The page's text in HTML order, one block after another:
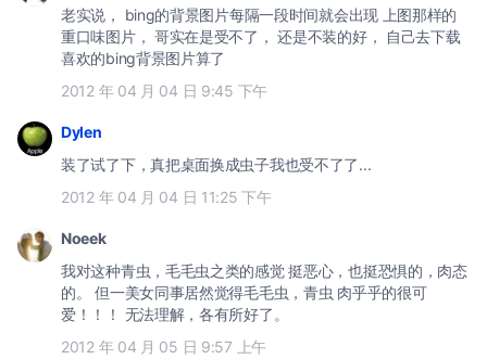
老实说， bing的背景图片每隔一段时间就会出现 上图那样的
重口味图片， 哥实在是受不了， 还是不装的好， 自己去下载
喜欢的bing背景图片算了
2012 年 04 月 04 日 9:45 下午
Dylen
装了试了下，真把桌面换成虫子我也受不了了...
2012 年 04 月 04 日 11:25 下午
Noeek
我对这种青虫，毛毛虫之类的感觉 挺恶心，也挺恐惧的，肉态
的。 但一美女同事居然觉得毛毛虫，青虫 肉乎乎的很可
爱！！！ 无法理解，各有所好了。
2012 年 04 月 05 日 9:57 上午